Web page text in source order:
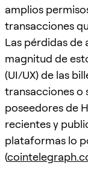
amplios
transacciones
Las pérdidas de
magnitud de
(UI/UX) de las
transacciones o
poseedores de
recientes y
plataformas lo
(